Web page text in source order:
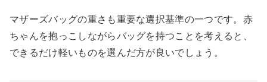
マザーズバッグの重さも重要な選択基準の一つです。赤
ちゃんを抱っこしながらバッグを持つことを考えると、
できるだけ軽いものを選んだ方が良いでしょう。